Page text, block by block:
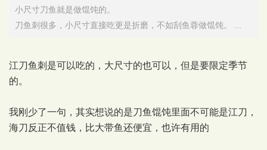
小尺寸刀鱼就是做馄饨的。
刀鱼刺很多，小尺寸直接吃更是折磨，不如刮鱼蓉做馄饨。 ...
江刀鱼刺是可以吃的，大尺寸的也可以，但是要限定季节
的。
我刚少了一句，其实想说的是刀鱼馄饨里面不可能是江刀，
海刀反正不值钱，比大带鱼还便宜，也许有用的